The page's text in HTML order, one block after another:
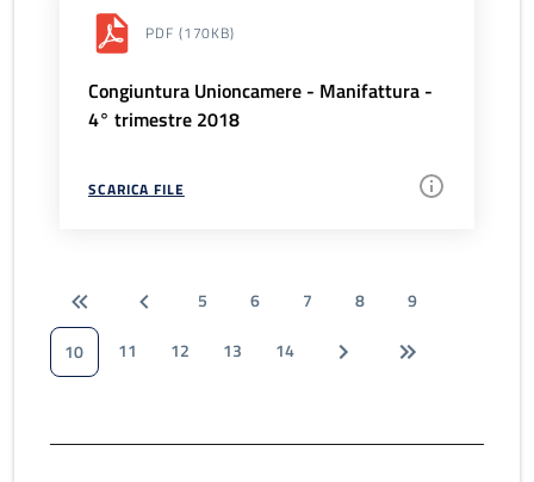
PDF (170KB)
Congiuntura Unioncamere - Manifattura -
4° trimestre 2018
SCARICA FILE
5 6 7 8
9
10
11 12 13 14